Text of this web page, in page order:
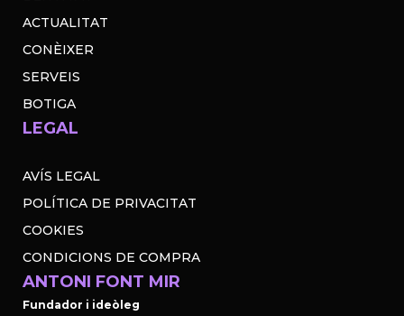
ACTUALITAT
CONÈIXER
SERVEIS
BOTIGA
LEGAL
AVÍS LEGAL
POLÍTICA DE PRIVACITAT
COOKIES
CONDICIONS DE COMPRA
ANTONI FONT MIR
Fundador i ideòleg